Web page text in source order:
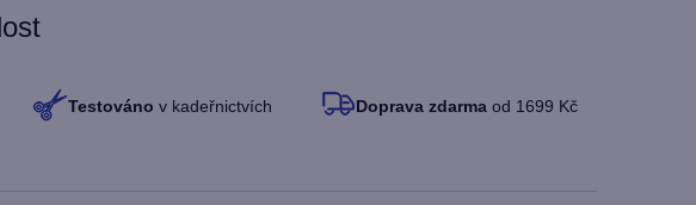
Testováno v kadeřnictvích Doprava zdarma od 1699 Kč